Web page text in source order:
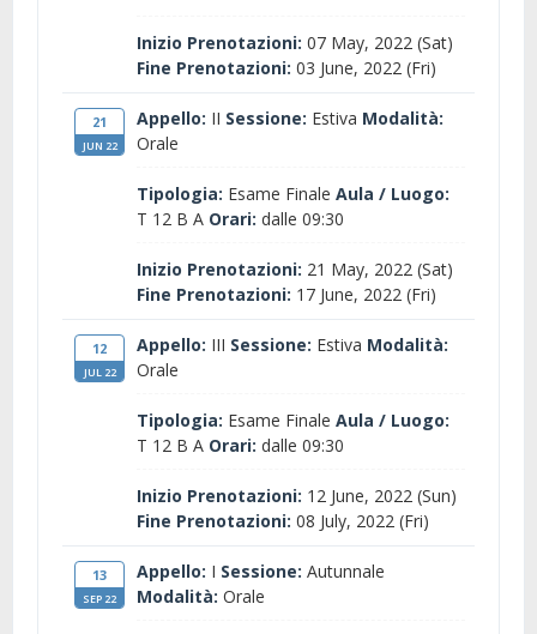
Inizio Prenotazioni: 07 May, 2022 (Sat)
Fine Prenotazioni: 03 June, 2022 (Fri)
21
JUN 22
Appello: II Sessione: Estiva Modalità:
Orale
Tipologia: Esame Finale Aula / Luogo:
T 12 B A Orari: dalle 09:30
Inizio Prenotazioni: 21 May, 2022 (Sat)
Fine Prenotazioni: 17 June, 2022 (Fri)
12
JUL 22
Appello: III Sessione: Estiva Modalità:
Orale
Tipologia: Esame Finale Aula / Luogo:
T 12 B A Orari: dalle 09:30
Inizio Prenotazioni: 12 June, 2022 (Sun)
Fine Prenotazioni: 08 July, 2022 (Fri)
13
SEP 22
Appello: I Sessione: Autunnale
Modalità: Orale